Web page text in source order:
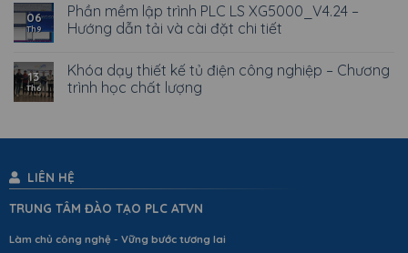
06
Th9
Phần mềm lập trình PLC LS XG5000_V4.24 –
Hướng dẫn tải và cài đặt chi tiết
13
Th6
Khóa dạy thiết kế tủ điện công nghiệp – Chương
trình học chất lượng
LIÊN HỆ
TRUNG TÂM ĐÀO TẠO PLC ATVN
Làm chủ công nghệ - Vững bước tương lai